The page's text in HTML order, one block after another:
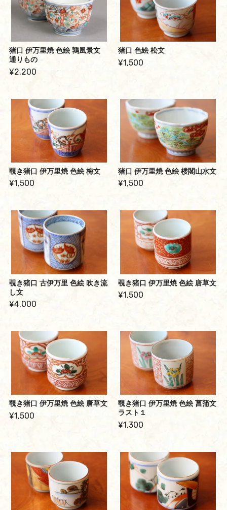
猪口 伊万里焼 色絵 鶉風景文
通りもの
¥2,200
猪口 色絵 松文
¥1,500
覗き猪口 伊万里焼 色絵 梅文
¥1,500
猪口 伊万里焼 色絵 楼閣山水文
¥1,500
覗き猪口 古伊万里 色絵 吹き流
し文
¥4,000
覗き猪口 伊万里焼 色絵 唐草文
¥1,500
覗き猪口 伊万里焼 色絵 唐草文
¥1,500
覗き猪口 伊万里焼 色絵 菖蒲文
ラスト１
¥1,300